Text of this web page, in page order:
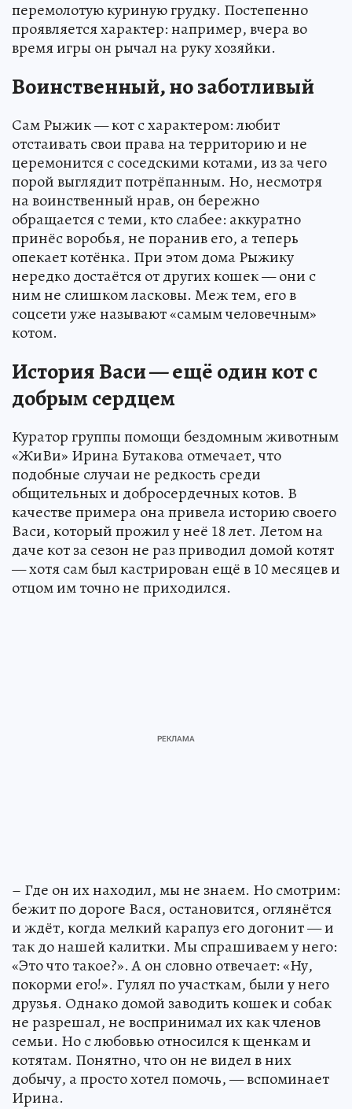
перемолотую куриную грудку. Постепенно
проявляется характер: например, вчера во
время игры он рычал на руку хозяйки.
Воинственный, но заботливый
Сам Рыжик — кот с характером: любит
отстаивать свои права на территорию и не
церемонится с соседскими котами, из за чего
порой выглядит потрёпанным. Но, несмотря
на воинственный нрав, он бережно
обращается с теми, кто слабее: аккуратно
принёс воробья, не поранив его, а теперь
опекает котёнка. При этом дома Рыжику
нередко достаётся от других кошек — они с
ним не слишком ласковы. Меж тем, его в
соцсети уже называют «самым человечным»
котом.
История Васи — ещё один кот с
добрым сердцем
Куратор группы помощи бездомным животным
«ЖиВи» Ирина Бутакова отмечает, что
подобные случаи не редкость среди
общительных и добросердечных котов. В
качестве примера она привела историю своего
Васи, который прожил у неё 18 лет. Летом на
даче кот за сезон не раз приводил домой котят
— хотя сам был кастрирован ещё в 10 месяцев и
отцом им точно не приходился.
– Где он их находил, мы не знаем. Но смотрим:
бежит по дороге Вася, остановится, оглянётся
и ждёт, когда мелкий карапуз его догонит — и
так до нашей калитки. Мы спрашиваем у него:
«Это что такое?». А он словно отвечает: «Ну,
покорми его!». Гулял по участкам, были у него
друзья. Однако домой заводить кошек и собак
не разрешал, не воспринимал их как членов
семьи. Но с любовью относился к щенкам и
котятам. Понятно, что он не видел в них
добычу, а просто хотел помочь, — вспоминает
Ирина.